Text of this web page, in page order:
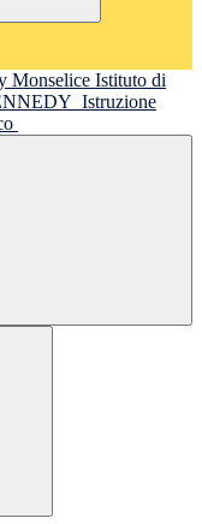
Istituto di
Istruzione